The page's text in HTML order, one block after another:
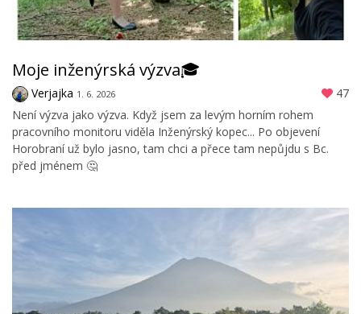
Moje inženýrská výzva🎓
Verjajka 1. 6. 2026
47
Není výzva jako výzva. Když jsem za levým horním rohem
pracovního monitoru viděla Inženýrský kopec... Po objevení
Horobraní už bylo jasno, tam chci a přece tam nepůjdu s Bc.
před jménem 🤔